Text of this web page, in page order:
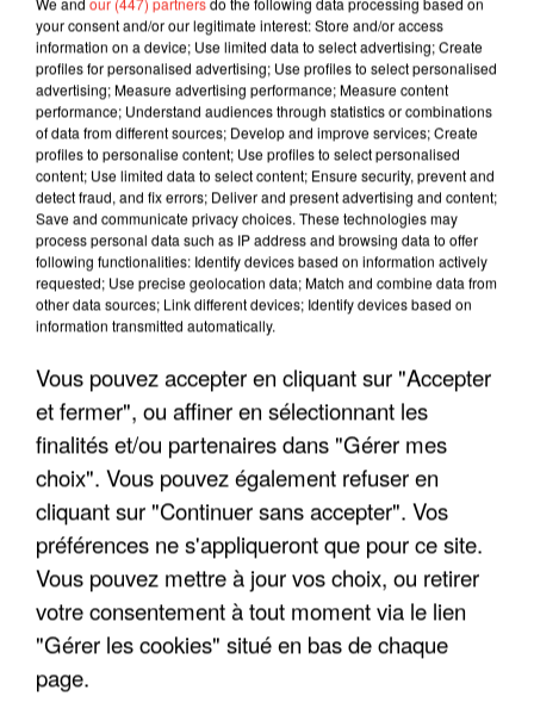
LES INTERVIEWS CHANTE
FRANCE
Voir plus
"JE SUIS À DISPOSITION DES
ENFOIRÉS"
"ON A TOUS LE TRAC"
your consent and/or our legitimate interest: Store and/or access
information on a device; Use limited data to select advertising; Create
profiles for personalised advertising; Use profiles to select personalised
advertising; Measure advertising performance; Measure content
performance; Understand audiences through statistics or combinations
of data from different sources; Develop and improve services; Create
profiles to personalise content; Use profiles to select personalised
content; Use limited data to select content; Ensure security, prevent and
detect fraud, and fix errors; Deliver and present advertising and content;
Save and communicate privacy choices. These technologies may
process personal data such as IP address and browsing data to offer
following functionalities: Identify devices based on information actively
requested; Use precise geolocation data; Match and combine data from
other data sources; Link different devices; Identify devices based on
information transmitted automatically.
Vous pouvez accepter en cliquant sur "Accepter
et fermer", ou affiner en sélectionnant les
finalités et/ou partenaires dans "Gérer mes
choix". Vous pouvez également refuser en
cliquant sur "Continuer sans accepter". Vos
préférences ne s'appliqueront que pour ce site.
Vous pouvez mettre à jour vos choix, ou retirer
votre consentement à tout moment via le lien
"Gérer les cookies" situé en bas de chaque
page.